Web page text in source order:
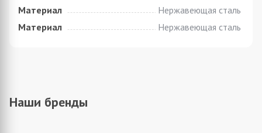
Материал
Нержавеющая сталь
Материал
Нержавеющая сталь
Наши бренды